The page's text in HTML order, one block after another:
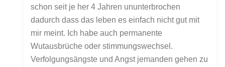
schon seit je her 4 Jahren ununterbrochen
dadurch dass das leben es einfach nicht gut mit
mir meint. Ich habe auch permanente
Wutausbrüche oder stimmungswechsel.
Verfolgungsängste und Angst jemanden gehen zu